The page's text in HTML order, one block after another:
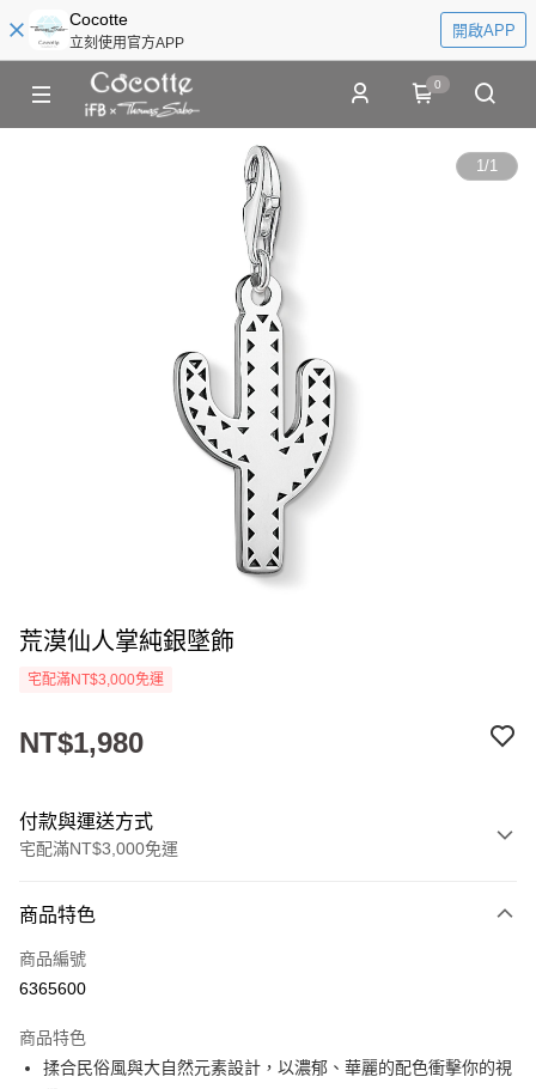
Cocotte
立刻使用官方APP
開啟APP
0
1/1
荒漠仙人掌純銀墜飾
宅配滿NT$3,000免運
NT$1,980
付款與運送方式
宅配滿NT$3,000免運
信用卡一次付款
Apple Pay
ATM付款
商品特色
商品編號
6365600
商品特色
揉合民俗風與大自然元素設計，以濃郁、華麗的配色衝擊你的視